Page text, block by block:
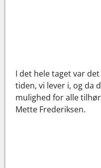
I det hele taget var
tiden, vi lever i, og da
mulighed for alle
Mette Frederiksen.